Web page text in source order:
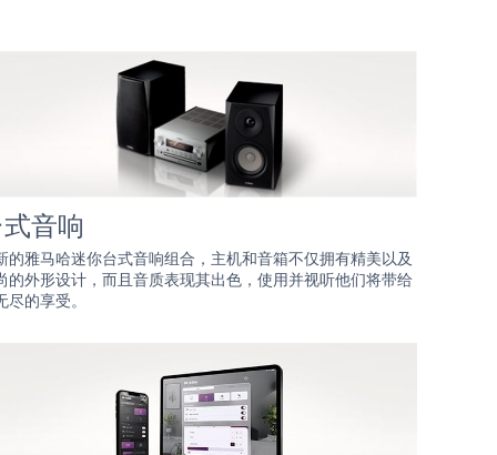
音响
的雅马哈迷你台式音响组合，主机和音箱不仅拥有精美以及
的外形设计，而且音质表现其出色，使用并视听他们将带给
尽的享受。